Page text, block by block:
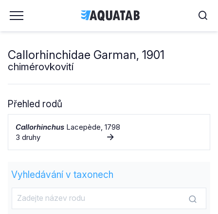
Callorhinchidae Garman, 1901
chimérovkovití
Přehled rodů
Callorhinchus Lacepède, 1798
3 druhy
Vyhledávání v taxonech